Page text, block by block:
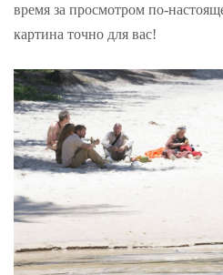
время за просмотром по-
картина точно для вас!